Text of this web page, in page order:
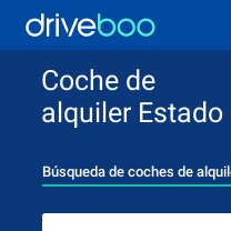
Coche de
alquiler Estado
Búsqueda de coches de